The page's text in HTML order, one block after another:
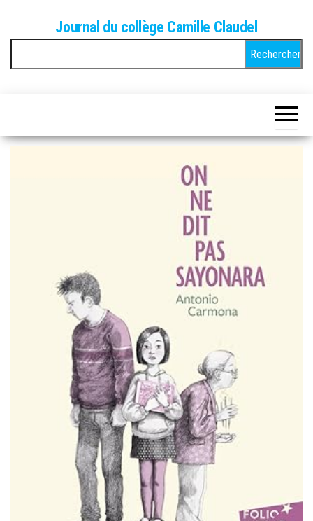
content
Journal du collège Camille Claudel